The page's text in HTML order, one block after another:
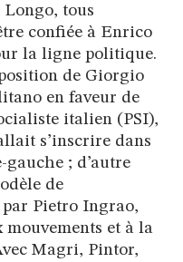
tous
confiée à Enrico
la ligne politique.
de Giorgio
en faveur de
italien (PSI),
s’inscrire dans
; d’autre
de
par Pietro Ingrao,
et à la
Magri, Pintor,